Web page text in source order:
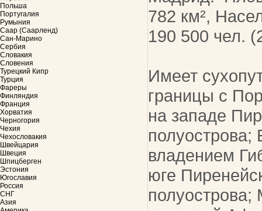
Польша
Португалия
Румыния
Саар (Саарленд)
Сан-Марино
Сербия
Словакия
Словения
Турецкий Кипр
Турция
Фареры
Финляндия
Франция
Хорватия
Черногория
Чехия
Чехословакия
Швейцария
Швеция
Шпицберген
Эстония
Югославия
Россия
СНГ
Азия
782 км²,
190 500 чел.
Имеет
границы с
на западе
полуострова;
владением
юге
полуострова;